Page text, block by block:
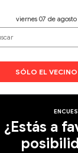
viernes 07 de
SÓLO EL
¿Estás a